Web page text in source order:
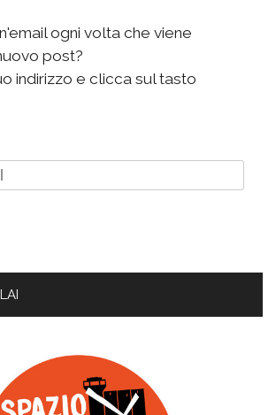
ogni volta che viene
post?
indirizzo e clicca sul tasto